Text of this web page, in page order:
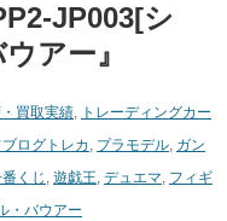
JP003[シ
アー』
買取実績, トレーディングカー
ログ トレカ , プラモデル, ガン
くじ , 遊戯王, デュエマ, フィギ
・バウアー